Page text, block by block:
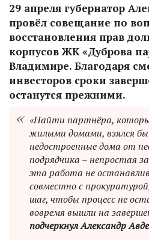
29 апреля губернатор
провёл совещание по
восстановления прав
корпусов ЖК «Дуброва
Владимире. Благодаря
инвесторов сроки
останутся прежними.
«Найти партнёра,
жилыми домами, взялся
недостроенные дома от
подрядчика – непростая
эта работа не
совместно с
шаг, чтобы процесс не
вовремя вышли на
подчеркнул Александр